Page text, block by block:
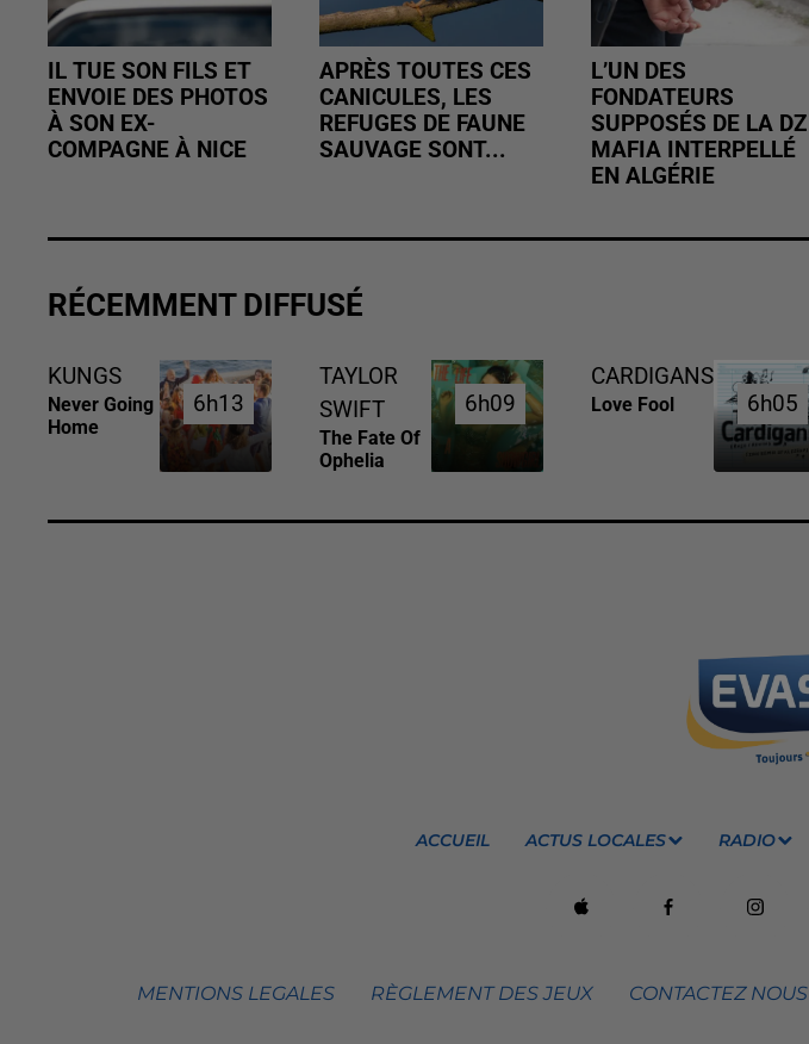
IL TUE SON FILS ET
ENVOIE DES PHOTOS
À SON EX-
COMPAGNE À NICE
APRÈS TOUTES CES
CANICULES, LES
REFUGES DE FAUNE
SAUVAGE SONT...
L’UN DES
FONDATEURS
SUPPOSÉS DE LA DZ
MAFIA INTERPELLÉ
EN ALGÉRIE
RÉCEMMENT DIFFUSÉ
KUNGS
Never Going
Home
6h13
6h13
TAYLOR
SWIFT
The Fate Of
Ophelia
6h09
6h09
CARDIGANS
Love Fool 6h05
6h05
ACCUEIL ACTUS LOCALES RADIO
MENTIONS LEGALES RÈGLEMENT DES JEUX CONTACTEZ NOUS